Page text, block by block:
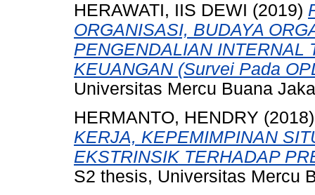
HERAWATI, IIS DEWI (2019)
ORGANISASI, BUDAYA
PENGENDALIAN INTERNAL
KEUANGAN (Survei Pada
Universitas Mercu Buana
HERMANTO, HENDRY
KERJA, KEPEMIMPINAN
EKSTRINSIK TERHADAP
S2 thesis, Universitas Mercu